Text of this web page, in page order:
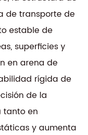
de
el DK7732
minimiza la
duradero. Sus
meticulosa
y mínimo
de transporte de
estable de
superficies y
en arena de
rígida de
de la
tanto en
y aumenta